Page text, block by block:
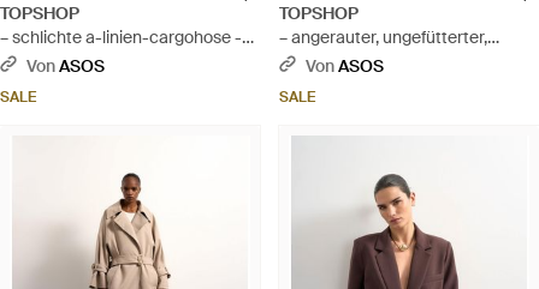
TOPSHOP
– schlichte a-linien-cargohose -
GrünVonASOS
SALE
TOPSHOP
– angerauter, ungefütterter,
schlichter mantel - Weiß
VonASOS
SALE